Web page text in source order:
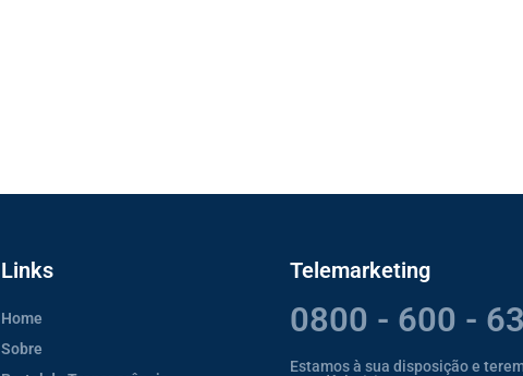
Links
Home
Sobre
Telemarketing
0800 - 600 -
Estamos à sua disposição e